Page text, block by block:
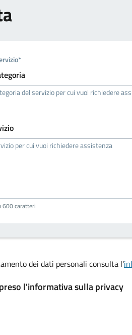
del servizio per cui vuoi richiedere
per cui vuoi richiedere assistenza
600 caratteri
dei dati personali consulta l'
l'informativa sulla privacy